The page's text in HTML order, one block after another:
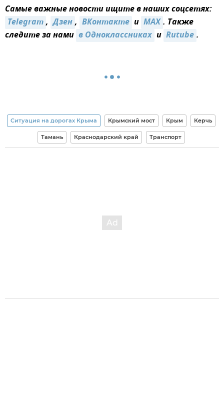
Самые важные новости ищите в наших соцсетях:
Telegram, Дзен, ВКонтакте и MAX. Также
следите за нами в Одноклассниках и Rutube.
Ситуация на дорогах Крыма Крымский мост Крым Керчь
Тамань Краснодарский край Транспорт